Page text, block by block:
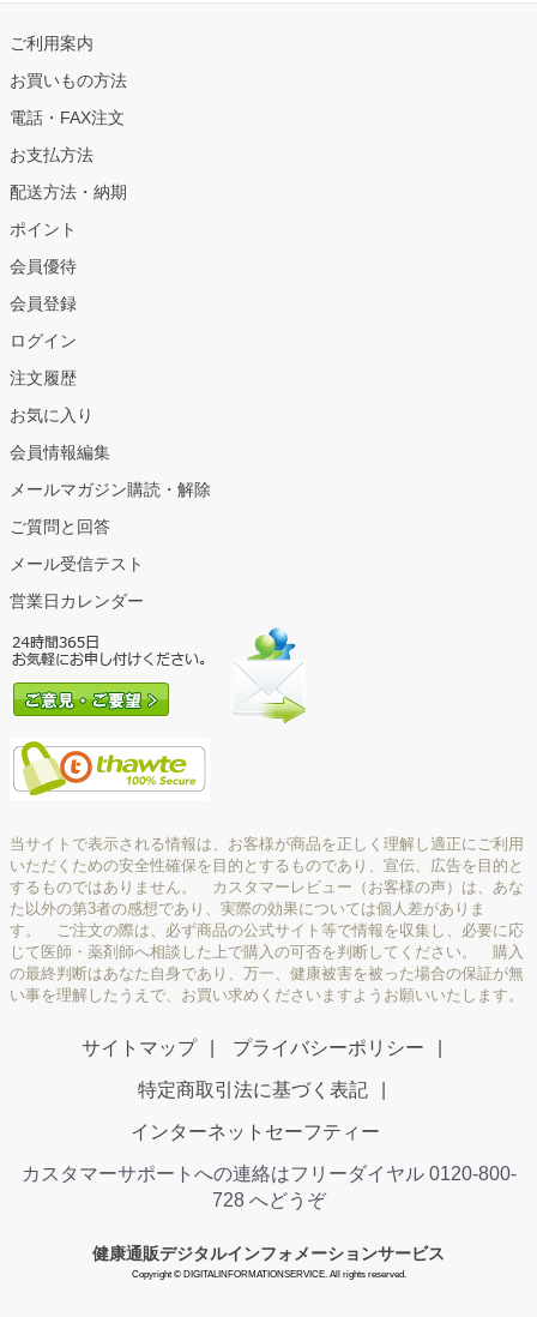
ご利用案内
お買いもの方法
電話・FAX注文
お支払方法
配送方法・納期
ポイント
会員優待
会員登録
ログイン
注文履歴
お気に入り
会員情報編集
メールマガジン購読・解除
ご質問と回答
メール受信テスト
営業日カレンダー
当サイトで表示される情報は、お客様が商品を正しく理解し適正にご利用
いただくための安全性確保を目的とするものであり、宣伝、広告を目的と
するものではありません。 カスタマーレビュー（お客様の声）は、あな
た以外の第3者の感想であり、実際の効果については個人差がありま
す。 ご注文の際は、必ず商品の公式サイト等で情報を収集し、必要に応
じて医師・薬剤師へ相談した上で購入の可否を判断してください。 購入
の最終判断はあなた自身であり、万一、健康被害を被った場合の保証が無
い事を理解したうえで、お買い求めくださいますようお願いいたします。
サイトマップ プライバシーポリシー
特定商取引法に基づく表記
インターネットセーフティー
カスタマーサポートへの連絡はフリーダイヤル 0120-800-
728 へどうぞ
健康通販デジタルインフォメーションサービス
Copyright © DIGITALINFORMATIONSERVICE. All rights reserved.